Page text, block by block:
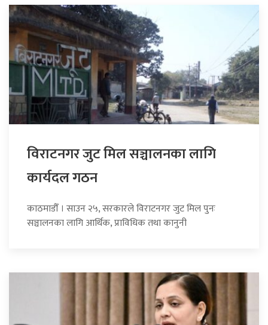
विराटनगर जुट मिल सञ्चालनका लागि
कार्यदल गठन
काठमाडौँ । साउन २५, सरकारले विराटनगर जुट मिल पुनः
सञ्चालनका लागि आर्थिक, प्राविधिक तथा कानुनी